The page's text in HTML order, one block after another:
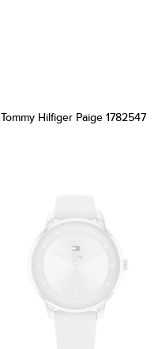
Tommy Hilfiger Paige 1782547